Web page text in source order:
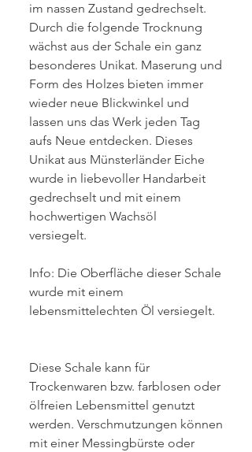
im nassen Zustand gedrechselt.
Durch die folgende Trocknung
wächst aus der Schale ein ganz
besonderes Unikat. Maserung und
Form des Holzes bieten immer
wieder neue Blickwinkel und
lassen uns das Werk jeden Tag
aufs Neue entdecken. Dieses
Unikat aus Münsterländer Eiche
wurde in liebevoller Handarbeit
gedrechselt und mit einem
hochwertigen Wachsöl
versiegelt.
Info: Die Oberfläche dieser Schale
wurde mit einem
lebensmittelechten Öl versiegelt.
Diese Schale kann für
Trockenwaren bzw. farblosen oder
ölfreien Lebensmittel genutzt
werden. Verschmutzungen können
mit einer Messingbürste oder